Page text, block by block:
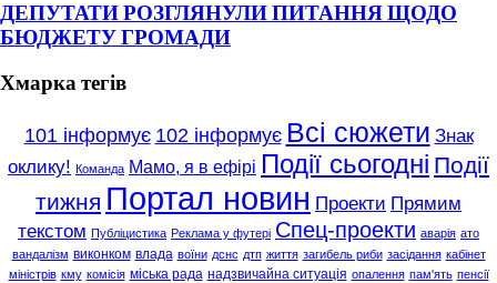
ДЕПУТАТИ РОЗГЛЯНУЛИ ПИТАННЯ ЩОДО
БЮДЖЕТУ ГРОМАДИ
Хмарка тегів
101 інформує 102 інформує Всі сюжети Знак
оклику! Команда Мамо, я в ефірі Події сьогодні Події
тижня Портал новин Проекти Прямим
текстом Публіцистика Реклама у футері Спец-проекти аварія ато
вандалізм виконком влада воїни дснс дтп життя загибель риби засідання кабінет
міністрів кму комісія міська рада надзвичайна ситуація опалення пам'ять пенсії